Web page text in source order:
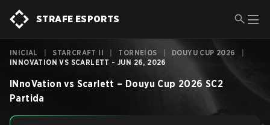
STRAFE ESPORTS
INICIAL STARCRAFT II TORNEIOS DOUYU CUP 2026
INNOVATION VS SCARLETT - JUN 26, 2026
INnoVation vs Scarlett – Douyu Cup 2026 SC2
Partida